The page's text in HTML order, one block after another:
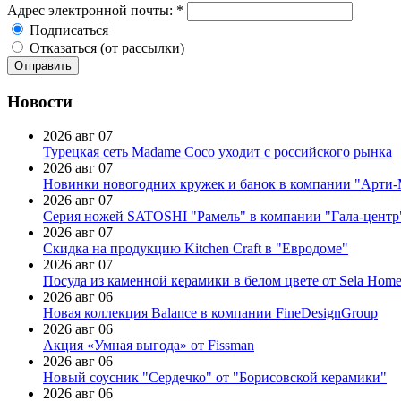
Адрес электронной почты: *
Подписаться
Отказаться (от рассылки)
Новости
2026 авг 07
Турецкая сеть Madame Coco уходит с российского рынка
2026 авг 07
Новинки новогодних кружек и банок в компании
2026 авг 07
Серия ножей SATOSHI "Рамель" в компании "Гала-
2026 авг 07
Скидка на продукцию Kitchen Craft в "Евродоме"
2026 авг 07
Посуда из каменной керамики в белом цвете от Sela Home
2026 авг 06
Новая коллекция Balance в компании FineDesignGroup
2026 авг 06
Акция «Умная выгода» от Fissman
2026 авг 06
Новый соусник "Сердечко" от "Борисовской керамики"
2026 авг 06